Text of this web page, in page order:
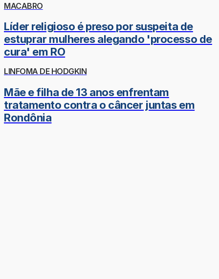
MACABRO
Líder religioso é preso por suspeita de
estuprar mulheres alegando 'processo de
cura' em RO
LINFOMA DE HODGKIN
Mãe e filha de 13 anos enfrentam
tratamento contra o câncer juntas em
Rondônia